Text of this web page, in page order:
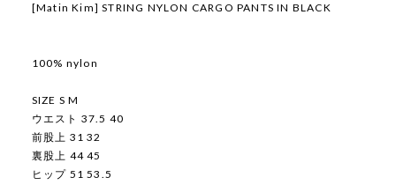
[Matin Kim] STRING NYLON CARGO PANTS IN BLACK
100% nylon
SIZE S M
ウエスト 37.5 40
前股上 31 32
裏股上 44 45
ヒップ 51 53.5